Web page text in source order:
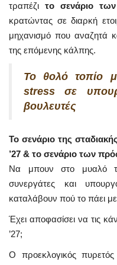
τραπέζι το σενάριο
κρατώντας σε διαρκή
μηχανισμό που αναζητά
της επόμενης κάλπης.
Το θολό τοπίο
stress σε
βουλευτές
Το σενάριο της
’27 & το σενάριο των
Να μπουν στο μυαλό
συνεργάτες και
καταλάβουν πού το πάει με
Έχει αποφασίσει να τις
’27;
Ο προεκλογικός